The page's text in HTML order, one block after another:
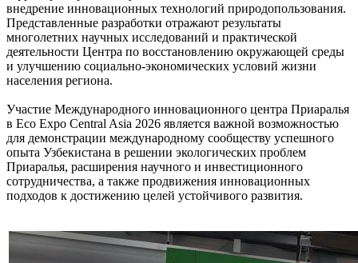
внедрение инновационных технологий природопользования.
Представленные разработки отражают результаты
многолетних научных исследований и практической
деятельности Центра по восстановлению окружающей среды
и улучшению социально-экономических условий жизни
населения региона.
Участие Международного инновационного центра Приаралья
в Eco Expo Central Asia 2026 является важной возможностью
для демонстрации международному сообществу успешного
опыта Узбекистана в решении экологических проблем
Приаралья, расширения научного и инвестиционного
сотрудничества, а также продвижения инновационных
подходов к достижению целей устойчивого развития.